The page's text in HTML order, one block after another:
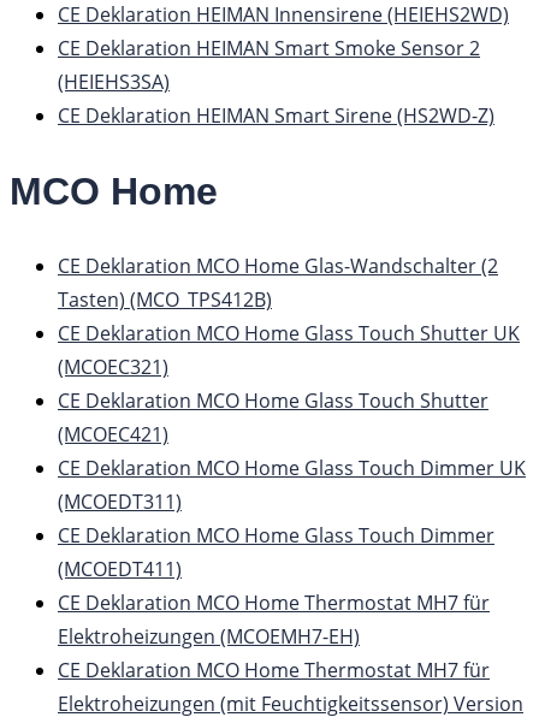
CE Deklaration HEIMAN Innensirene (HEIEHS2WD)
CE Deklaration HEIMAN Smart Smoke Sensor 2
(HEIEHS3SA)
CE Deklaration HEIMAN Smart Sirene (HS2WD-Z)
MCO Home
CE Deklaration MCO Home Glas-Wandschalter (2
Tasten) (MCO_TPS412B)
CE Deklaration MCO Home Glass Touch Shutter UK
(MCOEC321)
CE Deklaration MCO Home Glass Touch Shutter
(MCOEC421)
CE Deklaration MCO Home Glass Touch Dimmer UK
(MCOEDT311)
CE Deklaration MCO Home Glass Touch Dimmer
(MCOEDT411)
CE Deklaration MCO Home Thermostat MH7 für
Elektroheizungen (MCOEMH7-EH)
CE Deklaration MCO Home Thermostat MH7 für
Elektroheizungen (mit Feuchtigkeitssensor) Version